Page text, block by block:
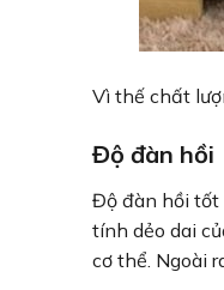
Vì thế chất
Độ đàn hồi
Độ đàn hồi tốt
tính dẻo dai
cơ thể. Ngoài